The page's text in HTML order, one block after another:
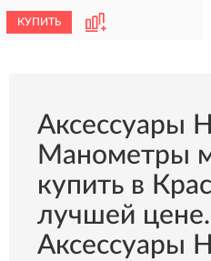
КУПИТЬ
Аксессуары
Манометры
купить в
лучшей
Аксессуары